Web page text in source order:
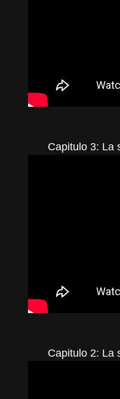
Capitulo 3: La
Capitulo 2: La